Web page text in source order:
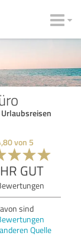
von 5
GUT
sind
anderen Quelle